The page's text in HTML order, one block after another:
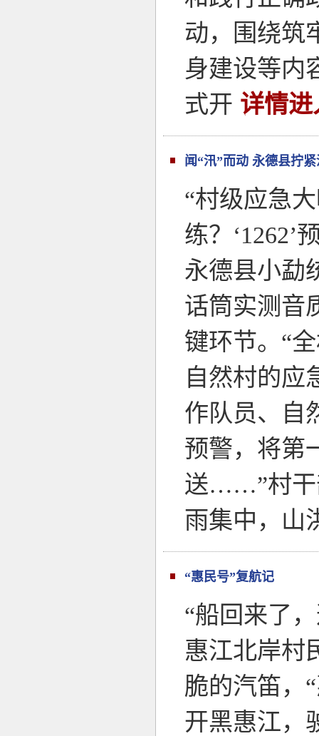
动，围绕筑
身建设等内
式开 详情进
闻“汛”而动 永德县拧
“村级应急
练？
永德县小勐
话筒实测音
键环节。“
自然村的应
作队员、自
预警，将第
送……”村干
雨集中，山
“惠民号”复航记
“船回来了
惠江北岸村
脆的汽笛，
开黑惠江，